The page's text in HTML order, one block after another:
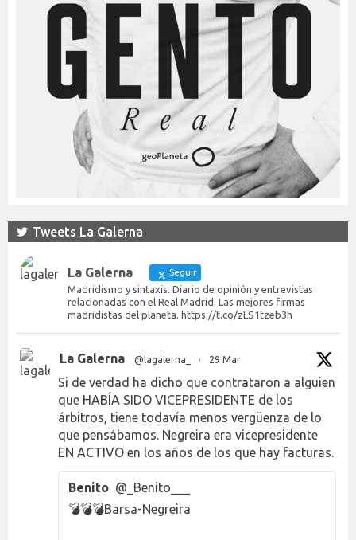
Tweets La Galerna
La Galerna Seguir
Madridismo y sintaxis. Diario de opinión y entrevistas
relacionadas con el Real Madrid. Las mejores firmas
madridistas del planeta. https://t.co/zLS1tzeb3h
La Galerna @lagalerna_ · 29 Mar
Si de verdad ha dicho que contrataron a alguien
que HABÍA SIDO VICEPRESIDENTE de los
árbitros, tiene todavía menos vergüenza de lo
que pensábamos. Negreira era vicepresidente
EN ACTIVO en los años de los que hay facturas.
Benito @_Benito___
💣💣💣Barsa-Negreira